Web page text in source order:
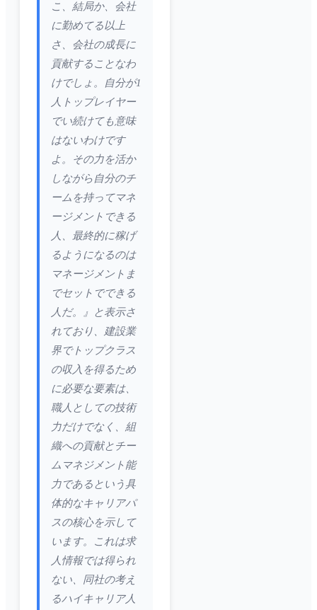
こ、結局か、会社
に勤めてる以上
さ、会社の成長に
貢献することなわ
けでしょ。自分が1
人トップレイヤー
でい続けても意味
はないわけです
よ。その力を活か
しながら自分のチ
ームを持ってマネ
ージメントできる
人、最終的に稼げ
るようになるのは
マネージメントま
でセットでできる
人だ。』と表示さ
れており、建設業
界でトップクラス
の収入を得るため
に必要な要素は、
職人としての技術
力だけでなく、組
織への貢献とチー
ムマネジメント能
力であるという具
体的なキャリアパ
スの核心を示して
います。これは求
人情報では得られ
ない、同社の考え
るハイキャリア人